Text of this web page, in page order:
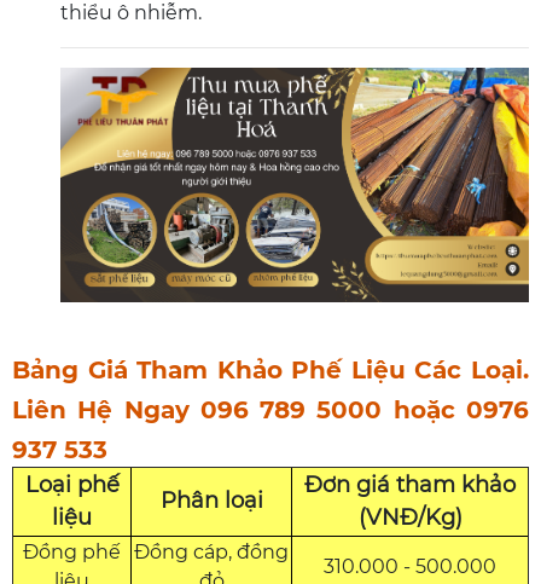
thiểu ô nhiễm.
Bảng Giá Tham Khảo Phế Liệu Các Loại.
Liên Hệ Ngay 096 789 5000 hoặc 0976
937 533
Loại phế
liệu
Phân loại
Đơn giá tham khảo
(VNĐ/Kg)
Đồng phế Đồng cáp, đồng
310.000 - 500.000